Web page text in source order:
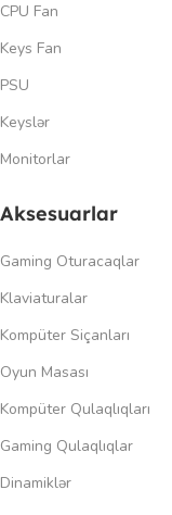
CPU Fan
Keys Fan
PSU
Keyslər
Monitorlar
Aksesuarlar
Gaming Oturacaqlar
Klaviaturalar
Kompüter Siçanları
Oyun Masası
Kompüter Qulaqlıqları
Gaming Qulaqlıqlar
Dinamiklər